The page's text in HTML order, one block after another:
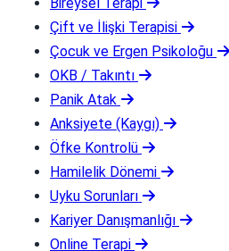
Çift ve İlişki Terapisi
Çocuk ve Ergen Psikoloğu
OKB / Takıntı
Panik Atak
Anksiyete (Kaygı)
Öfke Kontrolü
Hamilelik Dönemi
Uyku Sorunları
Kariyer Danışmanlığı
Online Terapi